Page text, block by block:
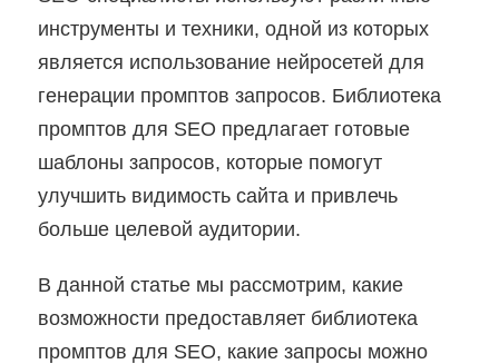
инструменты и техники, одной из которых
является использование нейросетей для
генерации промптов запросов. Библиотека
промптов для SEO предлагает готовые
шаблоны запросов, которые помогут
улучшить видимость сайта и привлечь
больше целевой аудитории.
В данной статье мы рассмотрим, какие
возможности предоставляет библиотека
промптов для SEO, какие запросы можно